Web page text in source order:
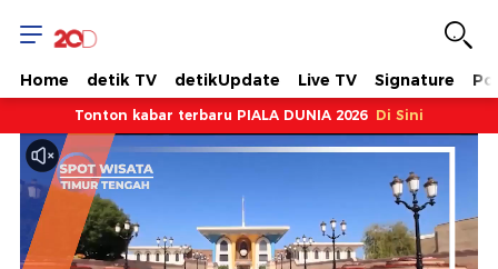
Home detik TV detikUpdate Live TV Signature
Tonton kabar terbaru PIALA DUNIA 2026 Di Sini